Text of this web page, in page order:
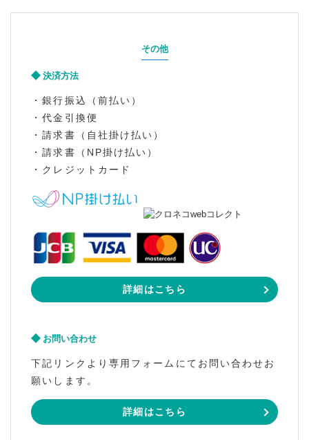
その他
決済方法
・銀行振込（前払い）
・代金引換便
・請求書（自社掛け払い）
・請求書（NP掛け払い）
・クレジットカード
詳細はこちら
お問い合わせ
下記リンクより専用フォームにてお問い合わせお
願いします。
詳細はこちら